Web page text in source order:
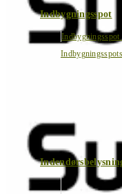
Indbygningsspot
Indbygningsspot